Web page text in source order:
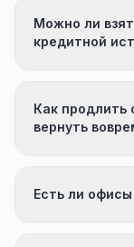
Можно ли
кредитной
Как продлить
вернуть
Есть ли